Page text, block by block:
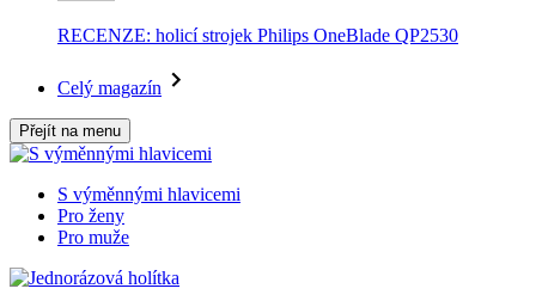
RECENZE: holicí strojek Philips OneBlade QP2530
Celý magazín
Přejít na menu
S výměnnými hlavicemi
Pro ženy
Pro muže